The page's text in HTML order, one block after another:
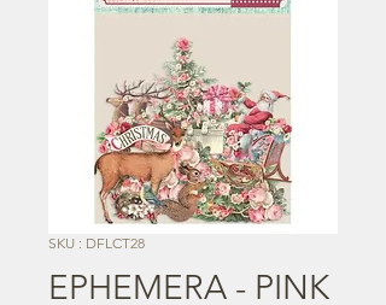
SKU : DFLCT28
EPHEMERA - PINK